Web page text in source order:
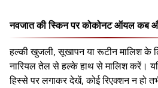
नवजात की स्किन पर कोकोनट ऑयल कब
हल्की खुजली, सूखापन या रूटीन मालिश के
नारियल तेल से हल्के हाथ से मालिश करें।
हिस्से पर लगाकर देखें, कोई रिएक्शन न हो